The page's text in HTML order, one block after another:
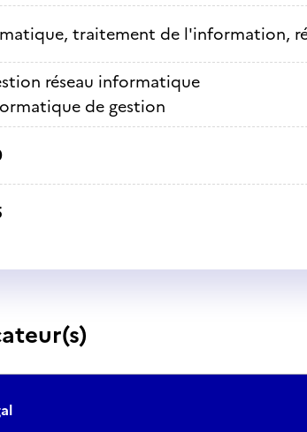
traitement de l'information,
réseau informatique
de gestion